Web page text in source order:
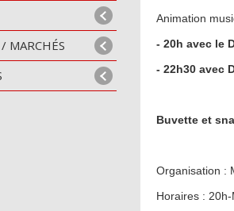
MARCHÉS
Animation
- 20h avec le
- 22h30 avec
Buvette et
Organisation :
Horaires :